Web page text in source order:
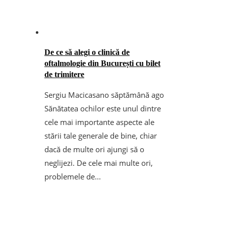
De ce să alegi o clinică de
oftalmologie din București cu bilet
de trimitere
Sergiu Macicasano săptămână ago
Sănătatea ochilor este unul dintre
cele mai importante aspecte ale
stării tale generale de bine, chiar
dacă de multe ori ajungi să o
neglijezi. De cele mai multe ori,
problemele de...